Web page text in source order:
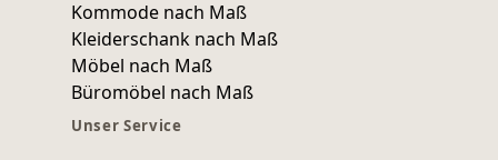
Kommode nach Maß
Kleiderschank nach Maß
Möbel nach Maß
Büromöbel nach Maß
Unser Service